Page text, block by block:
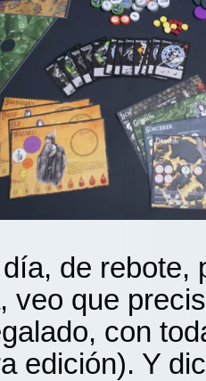
de rebote,
veo que
con
edición). Y